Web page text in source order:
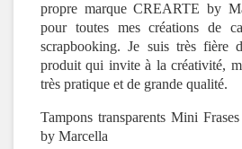
propre marque CREARTE by
pour toutes mes créations de
scrapbooking. Je suis très fière
produit qui invite à la créativité,
très pratique et de grande qualité.
Tampons transparents Mini
by Marcella